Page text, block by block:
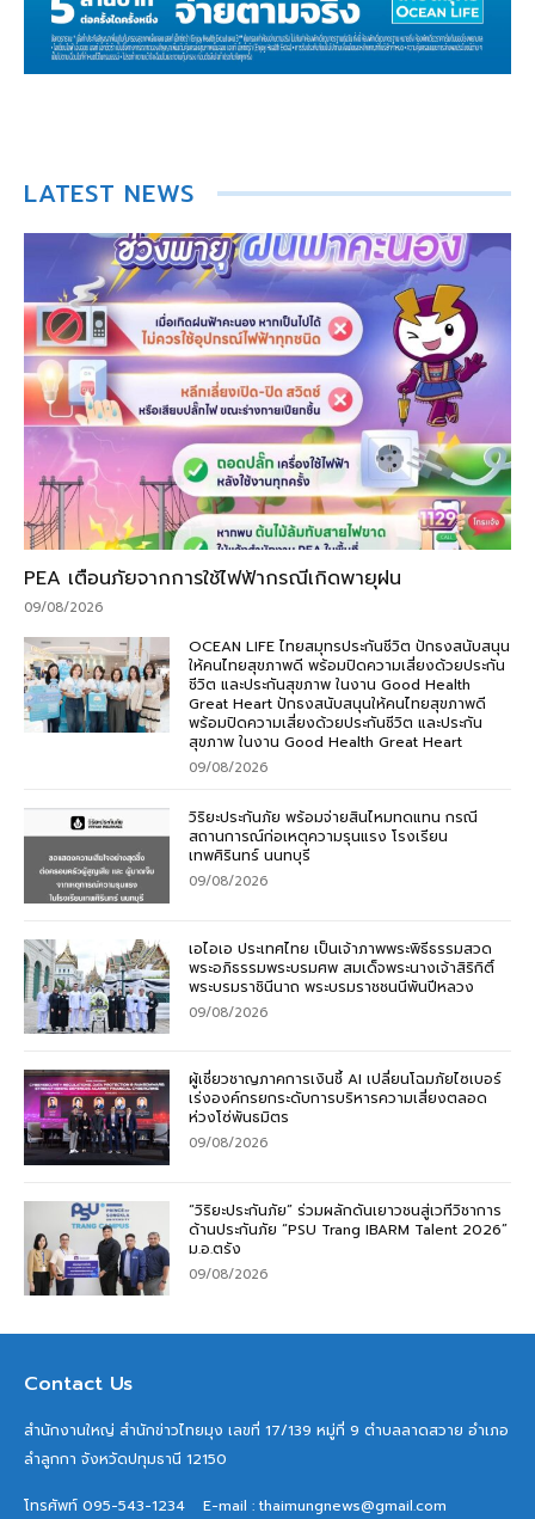
LATEST NEWS
PEA เตือนภัยจากการใช้ไฟฟ้ากรณีเกิดพายุฝน
09/08/2026
OCEAN LIFE ไทยสมุทรประกันชีวิต ปักธงสนับสนุน
ให้คนไทยสุขภาพดี พร้อมปิดความเสี่ยงด้วยประกัน
ชีวิต และประกันสุขภาพ ในงาน Good Health
Great Heart ปักธงสนับสนุนให้คนไทยสุขภาพดี
พร้อมปิดความเสี่ยงด้วยประกันชีวิต และประกัน
สุขภาพ ในงาน Good Health Great Heart
09/08/2026
วิริยะประกันภัย พร้อมจ่ายสินไหมทดแทน กรณี
สถานการณ์ก่อเหตุความรุนแรง โรงเรียน
เทพศิรินทร์ นนทบุรี
09/08/2026
เอไอเอ ประเทศไทย เป็นเจ้าภาพพระพิธีธรรมสวด
พระอภิธรรมพระบรมศพ สมเด็จพระนางเจ้าสิริกิติ์
พระบรมราชินีนาถ พระบรมราชชนนีพันปีหลวง
09/08/2026
ผู้เชี่ยวชาญภาคการเงินชี้ AI เปลี่ยนโฉมภัยไซเบอร์
เร่งองค์กรยกระดับการบริหารความเสี่ยงตลอด
ห่วงโซ่พันธมิตร
09/08/2026
“วิริยะประกันภัย” ร่วมผลักดันเยาวชนสู่เวทีวิชาการ
ด้านประกันภัย “PSU Trang IBARM Talent 2026”
ม.อ.ตรัง
09/08/2026
Contact Us
สำนักงานใหญ่ สำนักข่าวไทยมุง เลขที่ 17/139 หมู่ที่ 9 ตำบลลาดสวาย อำเภอ
ลำลูกกา จังหวัดปทุมธานี 12150
โทรศัพท์ 095-543-1234 E-mail : thaimungnews@gmail.com